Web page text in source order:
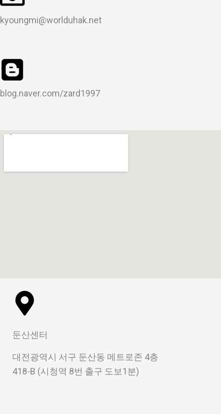
kyoungmi@worlduhak.net
blog.naver.com/zard1997
둔산센터
대전광역시 서구 둔산동 메트로존 4층
418-B (시청역 8번 출구 도보1분)